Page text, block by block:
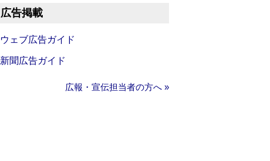
広告掲載
ウェブ広告ガイド
新聞広告ガイド
広報・宣伝担当者の方へ »